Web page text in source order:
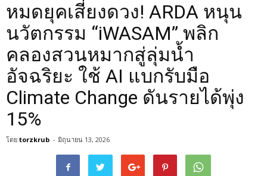
หมดยุคเสี่ยงดวง! ARDA หนุน
นวัตกรรม “iWASAM” พลิก
คลองสวนหมากสู่ลุ่มน้ำ
อัจฉริยะ ใช้ AI แบกรับมือ
Climate Change ดันรายได้พุ่ง
15%
โดย torzkrub - มิถุนายน 13, 2026